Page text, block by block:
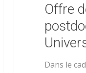
Offre
Dans le